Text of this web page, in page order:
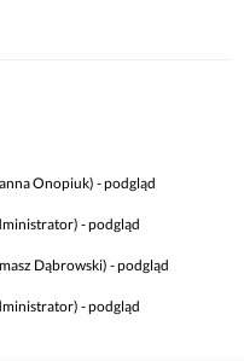
Onopiuk) - podgląd
- podgląd
Dąbrowski) - podgląd
- podgląd